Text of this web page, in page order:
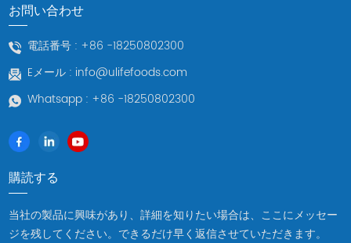
お問い合わせ
電話番号 : +86 -18250802300
Eメール : info@ulifefoods.com
Whatsapp : +86 -18250802300
購読する
当社の製品に興味があり、詳細を知りたい場合は、ここにメッセー
ジを残してください。できるだけ早く返信させていただきます。